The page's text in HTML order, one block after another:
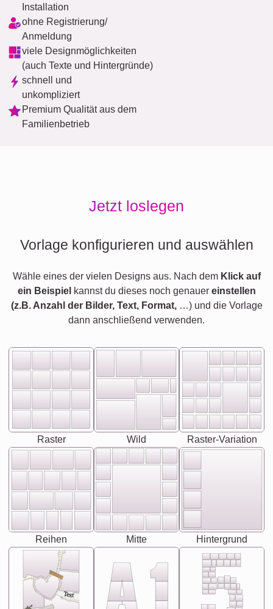
Installation
ohne Registrierung/
Anmeldung
viele Designmöglichkeiten
(auch Texte und Hintergründe)
schnell und
unkompliziert
Premium Qualität aus dem
Familienbetrieb
Jetzt loslegen
Vorlage konfigurieren und auswählen
Wähle eines der vielen Designs aus. Nach dem Klick auf
ein Beispiel kannst du dieses noch genauer einstellen
(z.B. Anzahl der Bilder, Text, Format,…) und die Vorlage
dann anschließend verwenden.
Raster Wild Raster-Variation
Reihen Mitte Hintergrund
Text